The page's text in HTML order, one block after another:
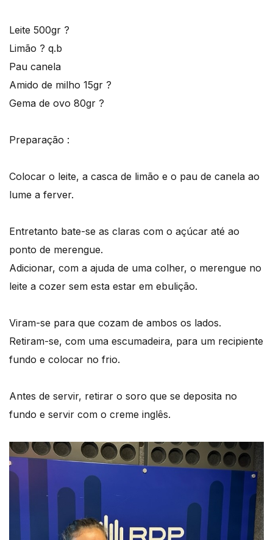
Leite 500gr ?
Limão ? q.b
Pau canela
Amido de milho 15gr ?
Gema de ovo 80gr ?
Preparação :
Colocar o leite, a casca de limão e o pau de canela ao
lume a ferver.
Entretanto bate-se as claras com o açúcar até ao
ponto de merengue.
Adicionar, com a ajuda de uma colher, o merengue no
leite a cozer sem esta estar em ebulição.
Viram-se para que cozam de ambos os lados.
Retiram-se, com uma escumadeira, para um recipiente
fundo e colocar no frio.
Antes de servir, retirar o soro que se deposita no
fundo e servir com o creme inglês.